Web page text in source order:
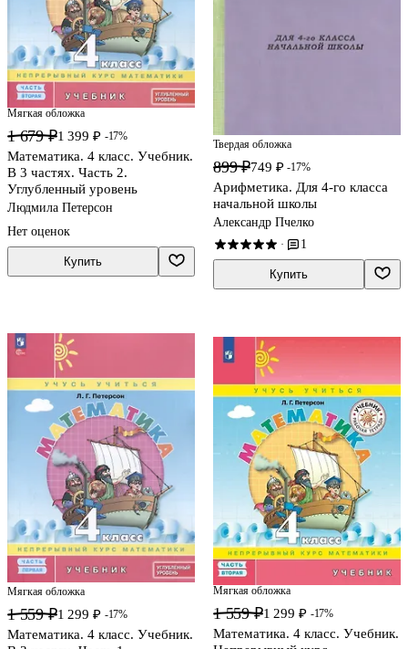
Мягкая обложка
1 679 ₽1 399 ₽ -17%
Математика. 4 класс. Учебник.
В 3 частях. Часть 2.
Углубленный уровень
Людмила Петерсон
Нет оценок
Купить
Твердая обложка
899 ₽749 ₽ -17%
Арифметика. Для 4-го класса
начальной школы
Александр Пчелко
· 1
Купить
Мягкая обложка
1 559 ₽1 299 ₽ -17%
Математика. 4 класс. Учебник.
Мягкая обложка
1 559 ₽1 299 ₽ -17%
Математика. 4 класс. Учебник.